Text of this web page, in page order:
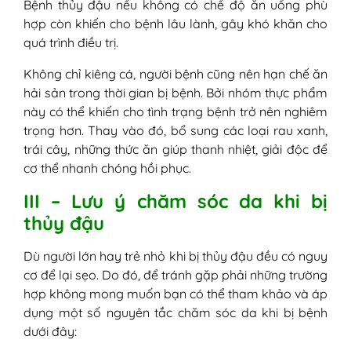
Bệnh thủy đậu nếu không có chế độ ăn uống phù
hợp còn khiến cho bệnh lâu lành, gây khó khăn cho
quá trình điều trị.
Không chỉ kiêng cá, người bệnh cũng nên hạn chế ăn
hải sản trong thời gian bị bệnh. Bởi nhóm thực phẩm
này có thể khiến cho tình trạng bệnh trở nên nghiêm
trọng hơn. Thay vào đó, bổ sung các loại rau xanh,
trái cây, những thức ăn giúp thanh nhiệt, giải độc để
cơ thể nhanh chóng hồi phục.
III – Lưu ý chăm sóc da khi bị
thủy đậu
Dù người lớn hay trẻ nhỏ khi bị thủy đậu đều có nguy
cơ để lại sẹo. Do đó, để tránh gặp phải những trường
hợp không mong muốn bạn có thể tham khảo và áp
dụng một số nguyên tắc chăm sóc da khi bị bệnh
dưới đây: